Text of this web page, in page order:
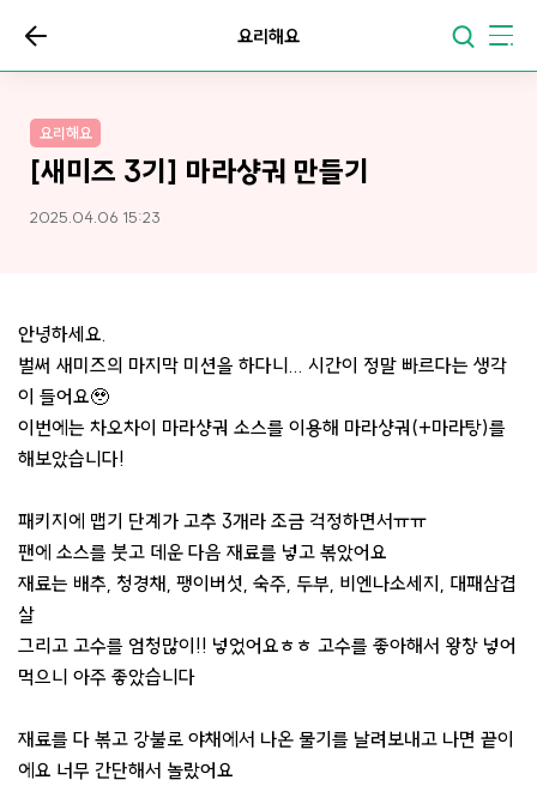
요리해요
요리해요
[새미즈 3기] 마라샹궈 만들기
2025.04.06 15:23
안녕하세요.
벌써 새미즈의 마지막 미션을 하다니... 시간이 정말 빠르다는 생각
이 들어요🥹
이번에는 차오차이 마라샹궈 소스를 이용해 마라샹궈(+마라탕)를
해보았습니다!
패키지에 맵기 단계가 고추 3개라 조금 걱정하면서ㅠㅠ
팬에 소스를 붓고 데운 다음 재료를 넣고 볶았어요
재료는 배추, 청경채, 팽이버섯, 숙주, 두부, 비엔나소세지, 대패삼겹
살
그리고 고수를 엄청많이!! 넣었어요ㅎㅎ 고수를 좋아해서 왕창 넣어
먹으니 아주 좋았습니다
재료를 다 볶고 강불로 야채에서 나온 물기를 날려보내고 나면 끝이
에요 너무 간단해서 놀랐어요